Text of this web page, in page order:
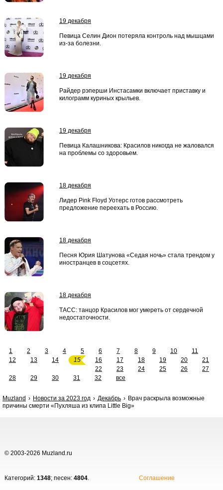
19 декабря
Певица Селин Дион потеряла контроль над мышцами
из-за болезни.
19 декабря
Райдер рэперши Инстасамки включает приставку и
килограмм куриных крыльев.
19 декабря
Певица Калашникова: Красилов никогда не жаловался
на проблемы со здоровьем.
18 декабря
Лидер Pink Floyd Уотерс готов рассмотреть
предложение переехать в Россию.
18 декабря
Песня Юрия Шатунова «Седая ночь» стала трендом у
иностранцев в соцсетях.
18 декабря
ТАСС: танцор Красилов мог умереть от сердечной
недостаточности.
1 2 3 4 5 6 7 8 9 10
11
12
13 14 15 16 17 18 19 20
21
22
23 24 25 26
27
28
29 30 31 32 все
Muzland Новости за 2023 год Декабрь
Врач раскрыла возможные
причины смерти «Пухляша из клипа Little Big»
© 2003-2026 Muzland.ru
Категорий: 1348; песен: 4804. Соглашение